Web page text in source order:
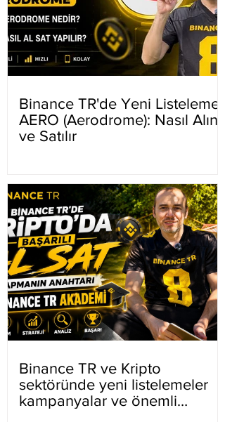
Binance TR'de Yeni Listeleme
AERO (Aerodrome): Nasıl Alınır
ve Satılır
Binance TR ve Kripto
sektöründe yeni listelemeler
kampanyalar ve önemli